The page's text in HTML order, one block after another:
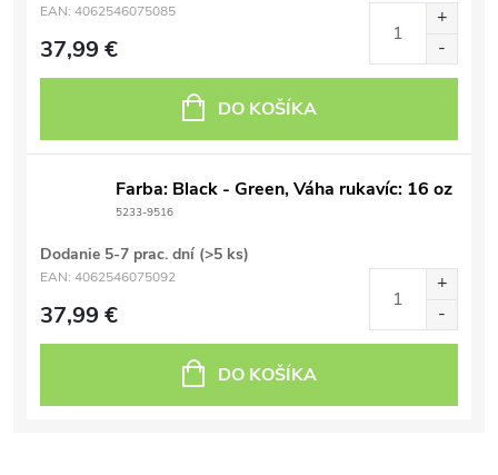
EAN: 4062546075085
37,99 €
DO KOŠÍKA
Farba: Black - Green, Váha rukavíc: 16 oz
5233-9516
Dodanie 5-7 prac. dní (>5 ks)
EAN: 4062546075092
37,99 €
DO KOŠÍKA